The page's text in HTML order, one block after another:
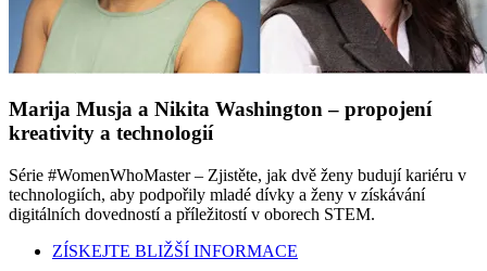
Marija Musja a Nikita Washington – propojení
kreativity a technologií
Série #WomenWhoMaster – Zjistěte, jak dvě ženy budují kariéru v
technologiích, aby podpořily mladé dívky a ženy v získávání
digitálních dovedností a příležitostí v oborech STEM.
ZÍSKEJTE BLIŽŠÍ INFORMACE